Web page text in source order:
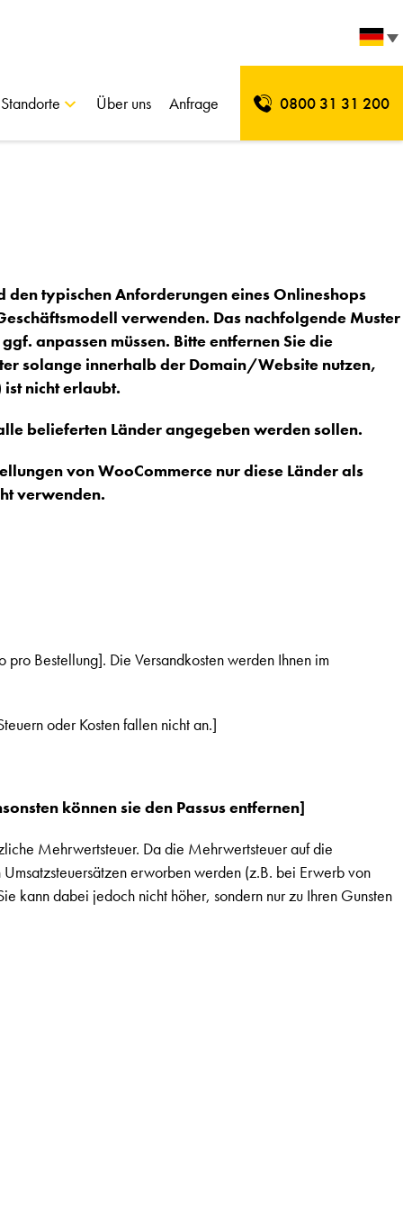
Standorte Über uns Anfrage 0800 31 31 200
den typischen Anforderungen eines Onlineshops
verwenden. Das nachfolgende Muster
anpassen müssen. Bitte entfernen Sie die
solange innerhalb der Domain/Website nutzen,
nicht erlaubt.
belieferten Länder angegeben werden sollen.
von WooCommerce nur diese Länder als
verwenden.
Bestellung]. Die Versandkosten werden Ihnen im
oder Kosten fallen nicht an.]
können sie den Passus entfernen]
Mehrwertsteuer. Da die Mehrwertsteuer auf die
erworben werden (z.B. bei Erwerb von
kann dabei jedoch nicht höher, sondern nur zu Ihren Gunsten